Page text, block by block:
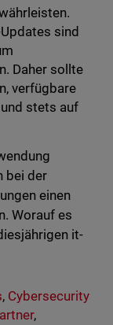
sind
Daher sollte
verfügbare
stets auf
bei der
einen
Worauf es
it-
, Cybersecurity
,